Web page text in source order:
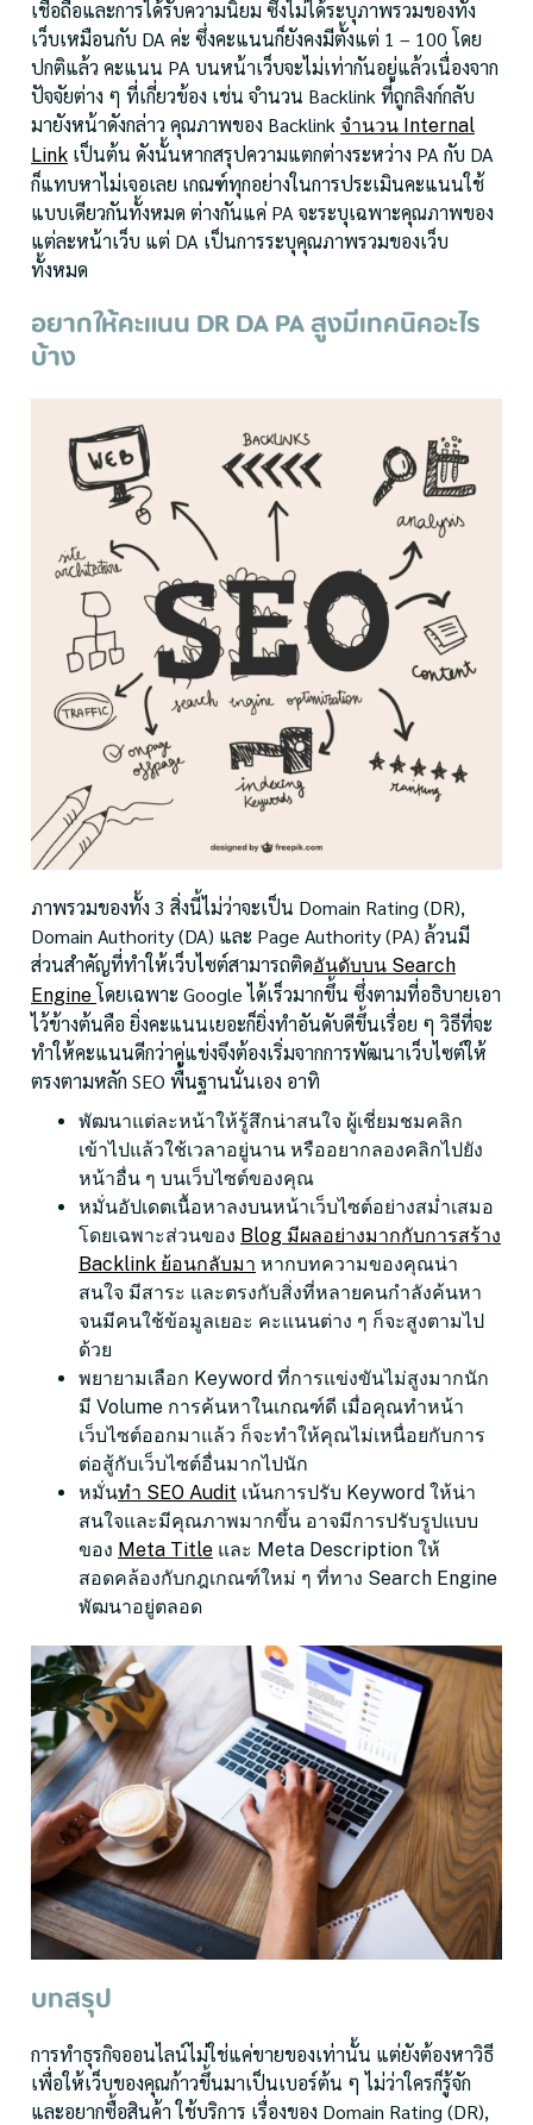
เชื่อถือและการได้รับความนิยม ซึ่งไม่ได้ระบุภาพรวมของทั้ง
เว็บเหมือนกับ DA ค่ะ ซึ่งคะแนนก็ยังคงมีตั้งแต่ 1 – 100 โดย
ปกติแล้ว คะแนน PA บนหน้าเว็บจะไม่เท่ากันอยู่แล้วเนื่องจาก
ปัจจัยต่าง ๆ ที่เกี่ยวข้อง เช่น จำนวน Backlink ที่ถูกลิงก์กลับ
มายังหน้าดังกล่าว คุณภาพของ Backlink จำนวน Internal
Link เป็นต้น ดังนั้นหากสรุปความแตกต่างระหว่าง PA กับ DA
ก็แทบหาไม่เจอเลย เกณฑ์ทุกอย่างในการประเมินคะแนนใช้
แบบเดียวกันทั้งหมด ต่างกันแค่ PA จะระบุเฉพาะคุณภาพของ
แต่ละหน้าเว็บ แต่ DA เป็นการระบุคุณภาพรวมของเว็บ
ทั้งหมด
อยากให้คะแนน DR DA PA สูงมีเทคนิคอะไร
บ้าง
ภาพรวมของทั้ง 3 สิ่งนี้ไม่ว่าจะเป็น Domain Rating (DR),
Domain Authority (DA) และ Page Authority (PA) ล้วนมี
ส่วนสำคัญที่ทำให้เว็บไซต์สามารถติดอันดับบน Search
Engine โดยเฉพาะ Google ได้เร็วมากขึ้น ซึ่งตามที่อธิบายเอา
ไว้ข้างต้นคือ ยิ่งคะแนนเยอะก็ยิ่งทำอันดับดีขึ้นเรื่อย ๆ วิธีที่จะ
ทำให้คะแนนดีกว่าคู่แข่งจึงต้องเริ่มจากการพัฒนาเว็บไซต์ให้
ตรงตามหลัก SEO พื้นฐานนั่นเอง อาทิ
พัฒนาแต่ละหน้าให้รู้สึกน่าสนใจ ผู้เชี่ยมชมคลิก
เข้าไปแล้วใช้เวลาอยู่นาน หรืออยากลองคลิกไปยัง
หน้าอื่น ๆ บนเว็บไซต์ของคุณ
หมั่นอัปเดตเนื้อหาลงบนหน้าเว็บไซต์อย่างสม่ำเสมอ
โดยเฉพาะส่วนของ Blog มีผลอย่างมากกับการสร้าง
Backlink ย้อนกลับมา หากบทความของคุณน่า
สนใจ มีสาระ และตรงกับสิ่งที่หลายคนกำลังค้นหา
จนมีคนใช้ข้อมูลเยอะ คะแนนต่าง ๆ ก็จะสูงตามไป
ด้วย
พยายามเลือก Keyword ที่การแข่งขันไม่สูงมากนัก
มี Volume การค้นหาในเกณฑ์ดี เมื่อคุณทำหน้า
เว็บไซต์ออกมาแล้ว ก็จะทำให้คุณไม่เหนื่อยกับการ
ต่อสู้กับเว็บไซต์อื่นมากไปนัก
หมั่นทำ SEO Audit เน้นการปรับ Keyword ให้น่า
สนใจและมีคุณภาพมากขึ้น อาจมีการปรับรูปแบบ
ของ Meta Title และ Meta Description ให้
สอดคล้องกับกฎเกณฑ์ใหม่ ๆ ที่ทาง Search Engine
พัฒนาอยู่ตลอด
บทสรุป
การทำธุรกิจออนไลน์ไม่ใช่แค่ขายของเท่านั้น แต่ยังต้องหาวิธี
เพื่อให้เว็บของคุณก้าวขึ้นมาเป็นเบอร์ต้น ๆ ไม่ว่าใครก็รู้จัก
และอยากซื้อสินค้า ใช้บริการ เรื่องของ Domain Rating (DR),